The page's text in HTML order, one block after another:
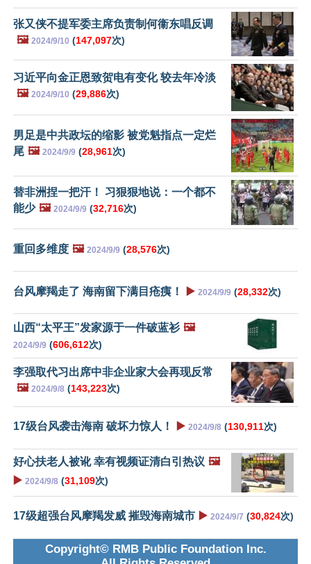
张又侠不提军委主席负责制何衞东唱反调
🖼️ 2024/9/10 (147,097次)
习近平向金正恩致贺电有变化 较去年冷淡
🖼️ 2024/9/10 (29,886次)
男足是中共政坛的缩影 被党魁指点一定烂
尾 🖼️ 2024/9/9 (28,961次)
替非洲捏一把汗！ 习狠狠地说：一个都不
能少 🖼️ 2024/9/9 (32,716次)
重回多维度 🖼️ 2024/9/9 (28,576次)
台风摩羯走了 海南留下满目疮痍！ ▶️ 2024/9/9 (28,332次)
山西“太平王”发家源于一件破蓝衫 🖼️
2024/9/9 (606,612次)
李强取代习出席中非企业家大会再现反常
🖼️ 2024/9/8 (143,223次)
17级台风袭击海南 破坏力惊人！ ▶️ 2024/9/8 (130,911次)
好心扶老人被讹 幸有视频证清白引热议 🖼️
▶️ 2024/9/8 (31,109次)
17级超强台风摩羯发威 摧毁海南城市 ▶️ 2024/9/7 (30,824次)
Copyright© RMB Public Foundation Inc.